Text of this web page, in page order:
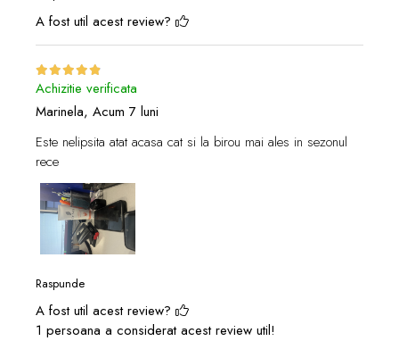
A fost util acest review?
Achizitie verificata
Marinela, Acum 7 luni
Este nelipsita atat acasa cat si la birou mai ales in sezonul
rece
Raspunde
A fost util acest review?
1 persoana a considerat acest review util!